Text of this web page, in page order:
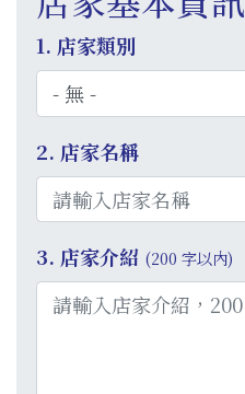
1. 店家類別
2. 店家名稱
3. 店家介紹 (200 字以內)